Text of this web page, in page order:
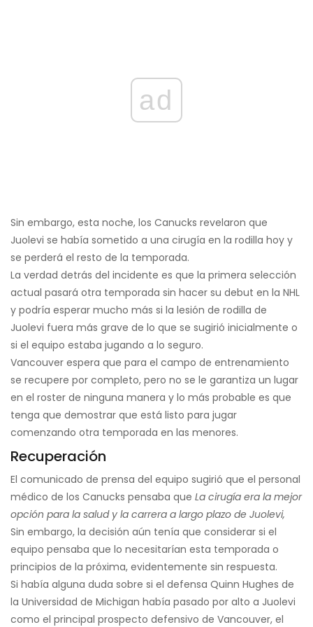
ad
Sin embargo, esta noche, los Canucks revelaron que
Juolevi se había sometido a una cirugía en la rodilla hoy y
se perderá el resto de la temporada.
La verdad detrás del incidente es que la primera selección
actual pasará otra temporada sin hacer su debut en la NHL
y podría esperar mucho más si la lesión de rodilla de
Juolevi fuera más grave de lo que se sugirió inicialmente o
si el equipo estaba jugando a lo seguro.
Vancouver espera que para el campo de entrenamiento
se recupere por completo, pero no se le garantiza un lugar
en el roster de ninguna manera y lo más probable es que
tenga que demostrar que está listo para jugar
comenzando otra temporada en las menores.
Recuperación
El comunicado de prensa del equipo sugirió que el personal
médico de los Canucks pensaba que La cirugía era la mejor
opción para la salud y la carrera a largo plazo de Juolevi,
Sin embargo, la decisión aún tenía que considerar si el
equipo pensaba que lo necesitarían esta temporada o
principios de la próxima, evidentemente sin respuesta.
Si había alguna duda sobre si el defensa Quinn Hughes de
la Universidad de Michigan había pasado por alto a Juolevi
como el principal prospecto defensivo de Vancouver, el